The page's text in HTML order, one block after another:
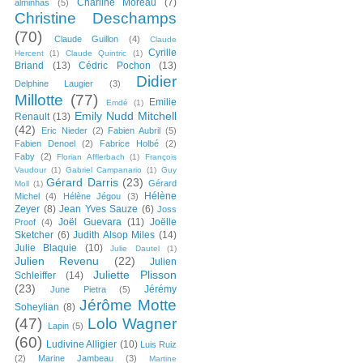
alminhas (5)
Christine Deschamps
(70)
Claude Guillon (4)
Claude
Hercent
(1) Claude Quintric (1)
Cyrille
Briand
(13) Cédric Pochon (13)
Delphine Laugier (3)
Didier
Millotte (77) Emdé (1)
Emilie
Renault (13) Emily Nudd Mitchell
(42)
Eric Nieder (2) Fabien Aubril (5)
Fabien Denoel
(2) Fabrice Holbé
(2)
Faby (2) Florian Afflerbach (1)
François
Vaudour (1) Gabriel Campanario (1) Guy
Moll (1) Gérard Darris (23) Gérard
Michel
(4) Hélène Jégou (3)
Hélène
Zeyer (8) Jean Yves Sauze (6) Joss
Proof
(4) Joël Guevara (11) Joëlle
Sketcher (6) Judith Alsop Miles (14)
Julie Blaquie
(10) Julie Dautel (1)
Julien Revenu (22)
Julien
Schleiffer
(14)
Juliette Plisson
(23)
June Pietra (5)
Jérémy
Soheylian (8) Jérôme Motte
(47)
Lapin (5) Lolo Wagner
(60) Ludivine Alligier (10) Luis Ruiz
(2)
Marine Jambeau (3) Martine